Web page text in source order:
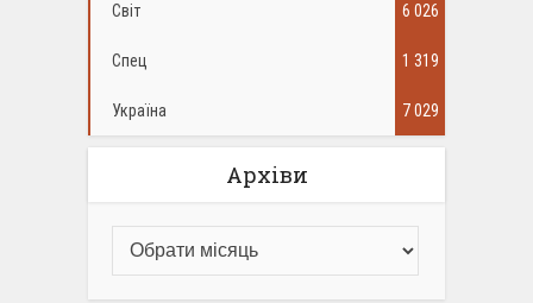
Світ 6 026
Спец 1 319
Україна 7 029
Архіви